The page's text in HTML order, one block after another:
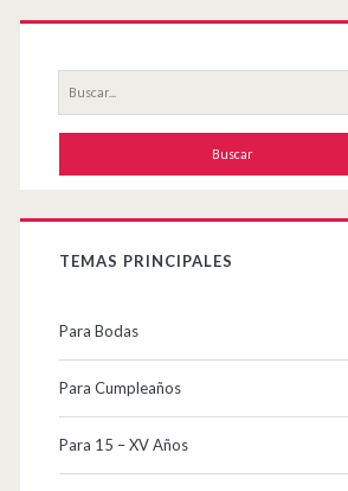
Sidebar
Buscar
por:
TEMAS PRINCIPALES
Para Bodas
Para Cumpleaños
Para 15 – XV Años